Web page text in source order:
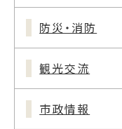
防災・消防
観光交流
市政情報